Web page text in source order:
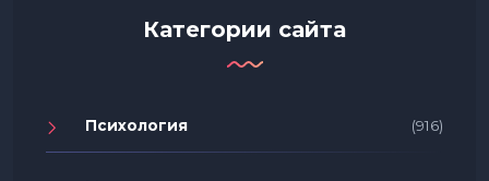
Категории сайта
Психология (916)